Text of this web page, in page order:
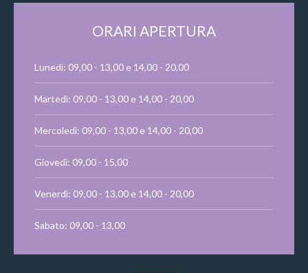
ORARI APERTURA
Lunedì: 09,00 - 13,00 e 14,00 - 20,00
Martedì: 09,00 - 13,00 e 14,00 - 20,00
Mercoledì: 09,00 - 13,00 e 14,00 - 20,00
Giovedì: 09,00 - 15,00
Venerdì: 09,00 - 13,00 e 14,00 - 20,00
Sabato: 09,00 - 13,00